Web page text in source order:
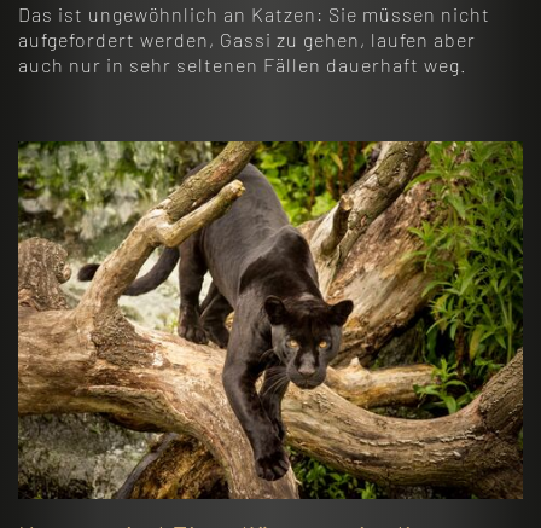
Das ist ungewöhnlich an Katzen: Sie müssen nicht
aufgefordert werden, Gassi zu gehen, laufen aber
auch nur in sehr seltenen Fällen dauerhaft weg.